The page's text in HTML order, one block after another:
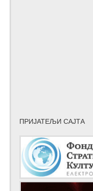
ПРИЈАТЕЉИ САЈТА